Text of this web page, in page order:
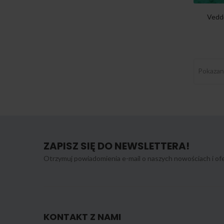
ZAPISZ SIĘ DO NEWSLETTERA!
Otrzymuj powiadomienia e-mail o naszych nowościach i
KONTAKT Z NAMI